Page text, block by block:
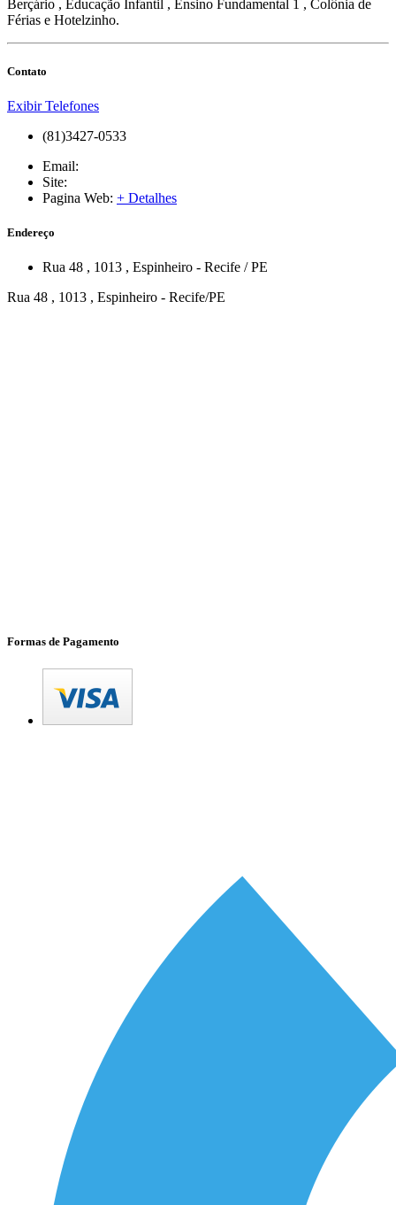
Berçário , Educação Infantil , Ensino Fundamental 1 , Colônia de
Férias e Hotelzinho.
Contato
Exibir Telefones
(81)3427-0533
Email:
Site:
Pagina Web: + Detalhes
Endereço
Rua 48 , 1013 , Espinheiro - Recife /PE
Rua 48 , 1013 , Espinheiro - Recife/PE
Formas de Pagamento